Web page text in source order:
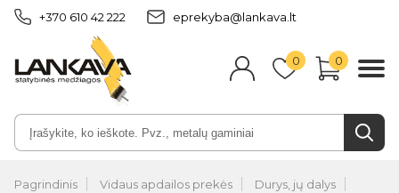
+370 610 42 222 eprekyba@lankava.lt
0 0
Pagrindinis Vidaus apdailos prekės
Durys, jų dalys